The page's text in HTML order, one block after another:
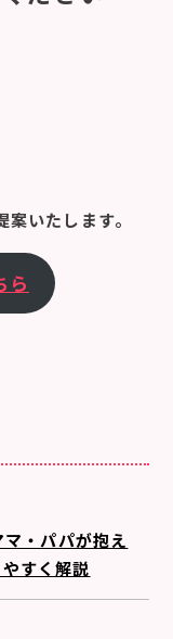
いたします。
ら
・パパが抱え
すく解説